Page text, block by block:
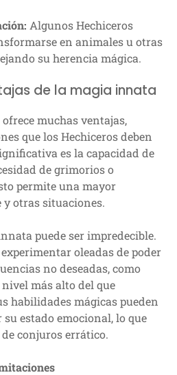
Algunos Hechiceros
en animales u otras
su herencia mágica.
de la magia innata
muchas ventajas,
que los Hechiceros deben
es la capacidad de
de grimorios o
permite una mayor
otras situaciones.
puede ser impredecible.
oleadas de poder
no deseadas, como
más alto del que
habilidades mágicas pueden
estado emocional, lo que
conjuros errático.